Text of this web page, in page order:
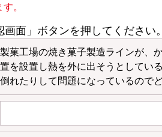
。
面」ボタンを押してください。
製菓工場の焼き菓子製造ラインが、
置を設置し熱を外に出そうとしてい
倒れたりして問題になっているので